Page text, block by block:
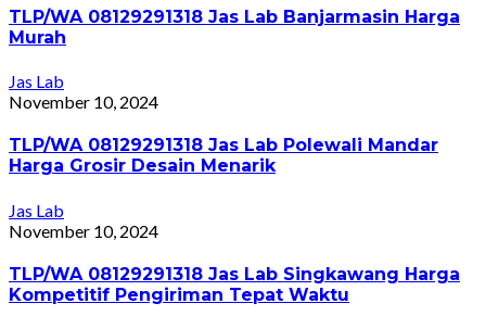
TLP/WA 08129291318 Jas Lab Banjarmasin Harga
Murah
Jas Lab
November 10, 2024
TLP/WA 08129291318 Jas Lab Polewali Mandar
Harga Grosir Desain Menarik
Jas Lab
November 10, 2024
TLP/WA 08129291318 Jas Lab Singkawang Harga
Kompetitif Pengiriman Tepat Waktu